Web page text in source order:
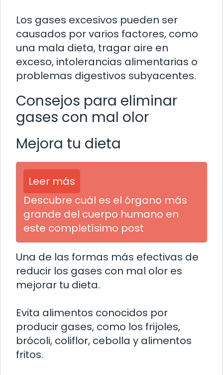
Los gases excesivos pueden ser
causados por varios factores, como
una mala dieta, tragar aire en
exceso, intolerancias alimentarias o
problemas digestivos subyacentes.
Consejos para eliminar
gases con mal olor
Mejora tu dieta
Leer más
Descubre cuál es el órgano más
grande del cuerpo humano en
este completísimo post
Una de las formas más efectivas de
reducir los gases con mal olor es
mejorar tu dieta.
Evita alimentos conocidos por
producir gases, como los frijoles,
brócoli, coliflor, cebolla y alimentos
fritos.